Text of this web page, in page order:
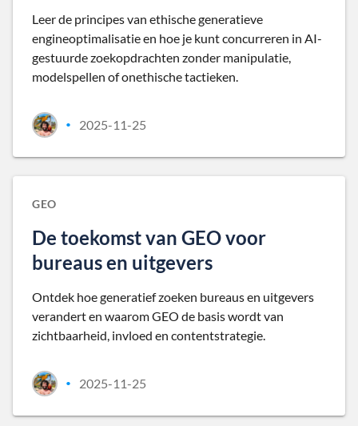
Leer de principes van ethische generatieve
engineoptimalisatie en hoe je kunt concurreren in AI-
gestuurde zoekopdrachten zonder manipulatie,
modelspellen of onethische tactieken.
• 2025-11-25
GEO
De toekomst van GEO voor
bureaus en uitgevers
Ontdek hoe generatief zoeken bureaus en uitgevers
verandert en waarom GEO de basis wordt van
zichtbaarheid, invloed en contentstrategie.
• 2025-11-25